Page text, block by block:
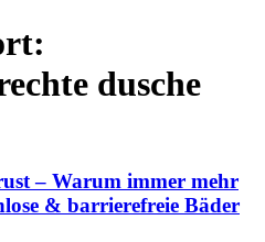
dusche
– Warum immer mehr
& barrierefreie Bäder